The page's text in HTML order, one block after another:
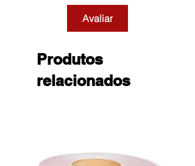
Avaliar
Produtos
relacionados